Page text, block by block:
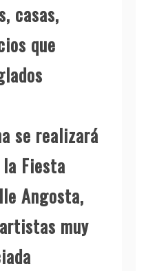
casas,
que
se realizará
Fiesta
Angosta,
muy